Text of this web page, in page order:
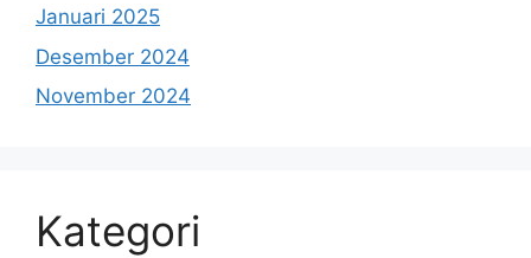
Januari 2025
Desember 2024
November 2024
Kategori